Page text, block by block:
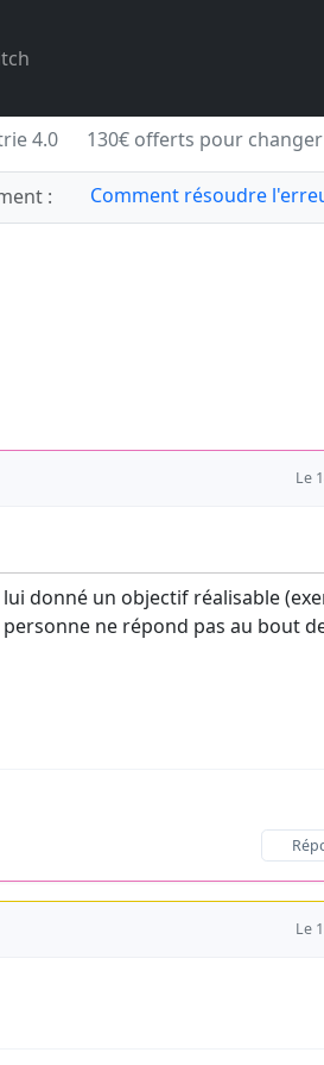
4.0
130€ offerts pour
: Comment résoudre
Le
donné un objectif réalisable
ne répond pas au bout
Le